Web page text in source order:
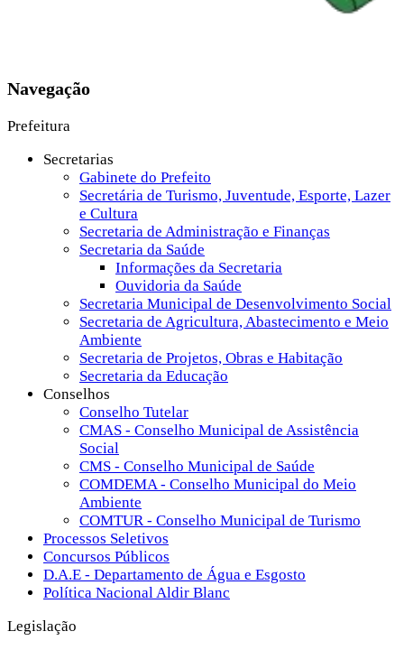
Navegação
Prefeitura
Secretarias
Gabinete do Prefeito
Secretária de Turismo, Juventude, Esporte, Lazer
e Cultura
Secretaria de Administração e Finanças
Secretaria da Saúde
Informações da Secretaria
Ouvidoria da Saúde
Secretaria Municipal de Desenvolvimento Social
Secretaria de Agricultura, Abastecimento e Meio
Ambiente
Secretaria de Projetos, Obras e Habitação
Secretaria da Educação
Conselhos
Conselho Tutelar
CMAS - Conselho Municipal de Assistência
Social
CMS - Conselho Municipal de Saúde
COMDEMA - Conselho Municipal do Meio
Ambiente
COMTUR - Conselho Municipal de Turismo
Processos Seletivos
Concursos Públicos
D.A.E - Departamento de Água e Esgosto
Política Nacional Aldir Blanc
Legislação